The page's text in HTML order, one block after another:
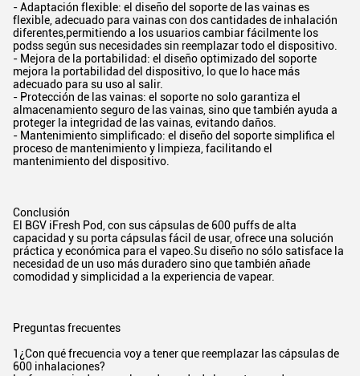
- Adaptación flexible: el diseño del soporte de las vainas es
flexible, adecuado para vainas con dos cantidades de inhalación
diferentes,permitiendo a los usuarios cambiar fácilmente los
podss según sus necesidades sin reemplazar todo el dispositivo.
- Mejora de la portabilidad: el diseño optimizado del soporte
mejora la portabilidad del dispositivo, lo que lo hace más
adecuado para su uso al salir.
- Protección de las vainas: el soporte no solo garantiza el
almacenamiento seguro de las vainas, sino que también ayuda a
proteger la integridad de las vainas, evitando daños.
- Mantenimiento simplificado: el diseño del soporte simplifica el
proceso de mantenimiento y limpieza, facilitando el
mantenimiento del dispositivo.
Conclusión
El BGV iFresh Pod, con sus cápsulas de 600 puffs de alta
capacidad y su porta cápsulas fácil de usar, ofrece una solución
práctica y económica para el vapeo.Su diseño no sólo satisface la
necesidad de un uso más duradero sino que también añade
comodidad y simplicidad a la experiencia de vapear.
Preguntas frecuentes
1¿Con qué frecuencia voy a tener que reemplazar las cápsulas de
600 inhalaciones?